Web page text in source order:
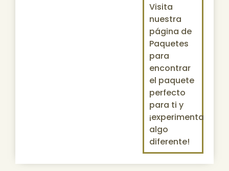
Visita
nuestra
página de
Paquetes
para
encontrar
el paquete
perfecto
para ti y
¡experimenta
algo
diferente!